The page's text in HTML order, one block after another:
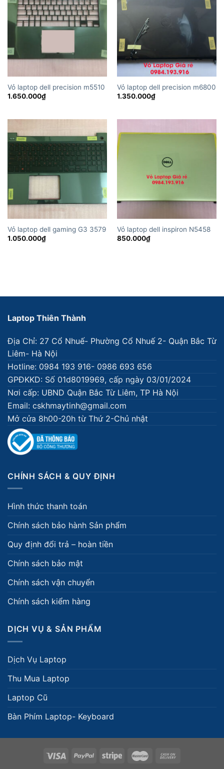
Vỏ laptop dell precision m5510
1.650.000₫
Vỏ laptop dell precision m6800
1.350.000₫
Vỏ laptop dell gaming G3 3579
1.050.000₫
Vỏ laptop dell inspiron N5458
850.000₫
Laptop Thiên Thành
Địa Chỉ: 27 Cổ Nhuế- Phường Cổ Nhuế 2- Quận Bắc Từ
Liêm- Hà Nội
Hotline: 0984 193 916- 0986 693 656
GPĐKKD: Số 01d8019969, cấp ngày 03/01/2024
Nơi cấp: UBND Quận Bắc Từ Liêm, TP Hà Nội
Email: cskhmaytinh@gmail.com
Mở cửa 8h00-20h từ Thứ 2-Chủ nhật
CHÍNH SÁCH & QUY ĐỊNH
Hình thức thanh toán
Chính sách bảo hành Sản phẩm
Quy định đổi trả – hoàn tiền
Chính sách bảo mật
Chính sách vận chuyển
Chính sách kiểm hàng
DỊCH VỤ & SẢN PHẨM
Dịch Vụ Laptop
Thu Mua Laptop
Laptop Cũ
Bàn Phím Laptop- Keyboard